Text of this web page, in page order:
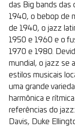
das Big bands das
1940, o bebop de
de 1940, o jazz
1950 e 1960 e o
1970 e 1980.
mundial, o jazz se
estilos musicais
uma grande
harmônica e
referências do
Davis, Duke